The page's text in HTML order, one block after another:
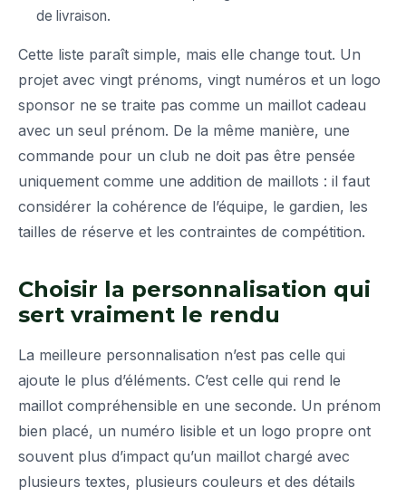
de livraison.
Cette liste paraît simple, mais elle change tout. Un
projet avec vingt prénoms, vingt numéros et un logo
sponsor ne se traite pas comme un maillot cadeau
avec un seul prénom. De la même manière, une
commande pour un club ne doit pas être pensée
uniquement comme une addition de maillots : il faut
considérer la cohérence de l’équipe, le gardien, les
tailles de réserve et les contraintes de compétition.
Choisir la personnalisation qui
sert vraiment le rendu
La meilleure personnalisation n’est pas celle qui
ajoute le plus d’éléments. C’est celle qui rend le
maillot compréhensible en une seconde. Un prénom
bien placé, un numéro lisible et un logo propre ont
souvent plus d’impact qu’un maillot chargé avec
plusieurs textes, plusieurs couleurs et des détails